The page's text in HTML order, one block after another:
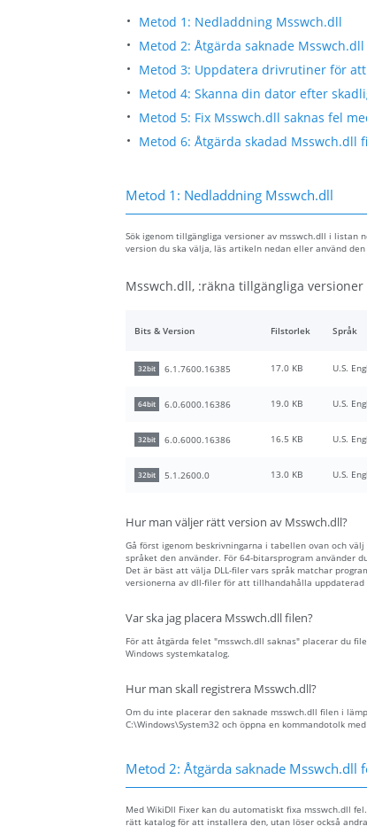
Metod 1: Nedladdning Msswch.dll
Metod 2: Åtgärda saknade
Metod 3: Uppdatera drivrutiner för
Metod 4: Skanna din dator efter
Metod 5: Fix Msswch.dll saknas fel
Metod 6: Åtgärda skadad
Metod 1: Nedladdning Msswch.dll
Sök igenom tillgängliga versioner av msswch.dll i listan
version du ska välja, läs artikeln nedan eller använd
Msswch.dll, :räkna tillgängliga versioner
Bits & Version Filstorlek Språk
32bit 6.1.7600.16385 17.0 KB U.S.
64bit 6.0.6000.16386 19.0 KB U.S.
32bit 6.0.6000.16386 16.5 KB U.S.
32bit 5.1.2600.0 13.0 KB U.S.
Hur man väljer rätt version av Msswch.dll?
Gå först igenom beskrivningarna i tabellen ovan och
språket den använder. För 64-bitarsprogram använder
Det är bäst att välja DLL-filer vars språk matchar
versionerna av dll-filer för att tillhandahålla
Var ska jag placera Msswch.dll filen?
För att åtgärda felet "msswch.dll saknas" placerar du
Windows systemkatalog.
Hur man skall registrera Msswch.dll?
Om du inte placerar den saknade msswch.dll filen i
C:\Windows\System32 och öppna en kommandotolk
Metod 2: Åtgärda saknade Msswch.dll
Med WikiDll Fixer kan du automatiskt fixa msswch.dll
rätt katalog för att installera den, utan löser också